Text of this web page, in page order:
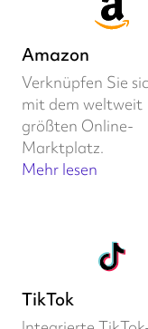
Amazon
Verknüpfen Sie
mit dem weltweit
größten Online-
Marktplatz.
Mehr lesen
TikTok